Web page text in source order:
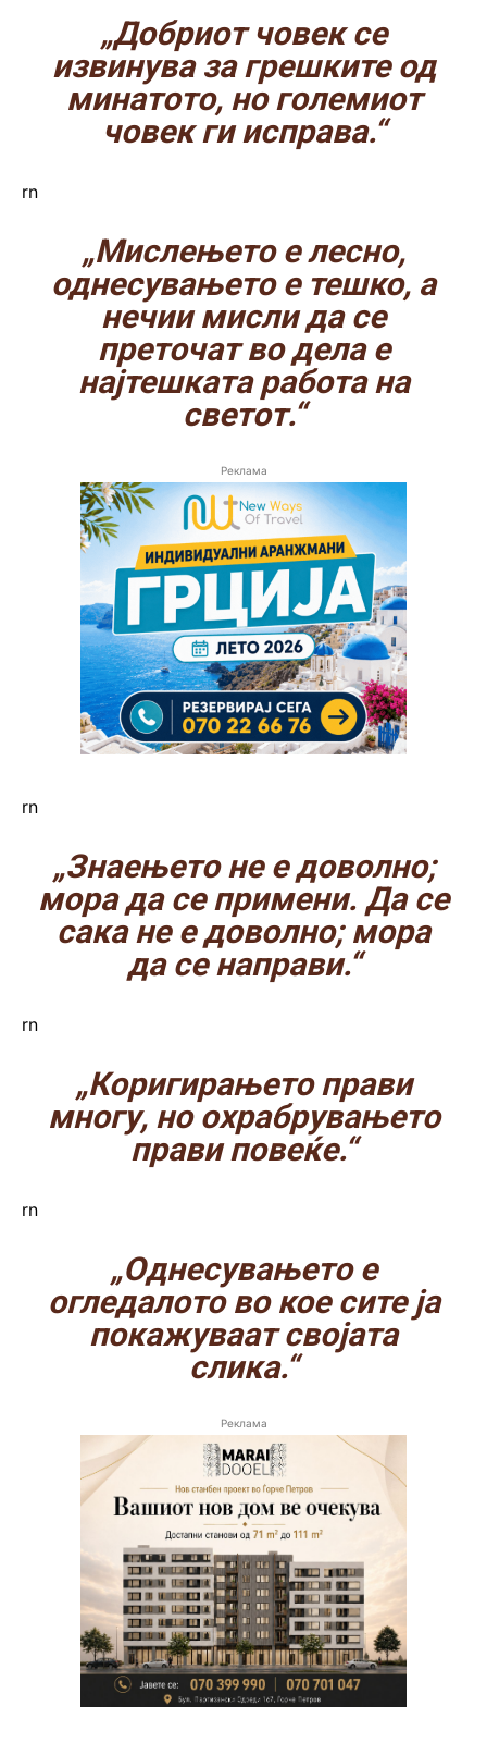
„Добриот човек се
извинува за грешките од
минатото, но големиот
човек ги исправа.“
rn
„Мислењето е лесно,
однесувањето е тешко, а
нечии мисли да се
преточат во дела е
најтешката работа на
светот.“
Реклама
rn
„Знаењето не е доволно;
мора да се примени. Да се
сака не е доволно; мора
да се направи.“
rn
„Коригирањето прави
многу, но охрабрувањето
прави повеќе.“
rn
„Однесувањето е
огледалото во кое сите ја
покажуваат својата
слика.“
Реклама